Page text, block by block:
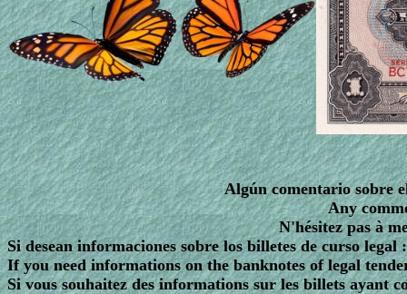
Algún comentario sobre
Any
N'hésitez pas à
Si desean informaciones sobre los billetes de curso legal :
If you need informations on the banknotes of legal
Si vous souhaitez des informations sur les billets ayant